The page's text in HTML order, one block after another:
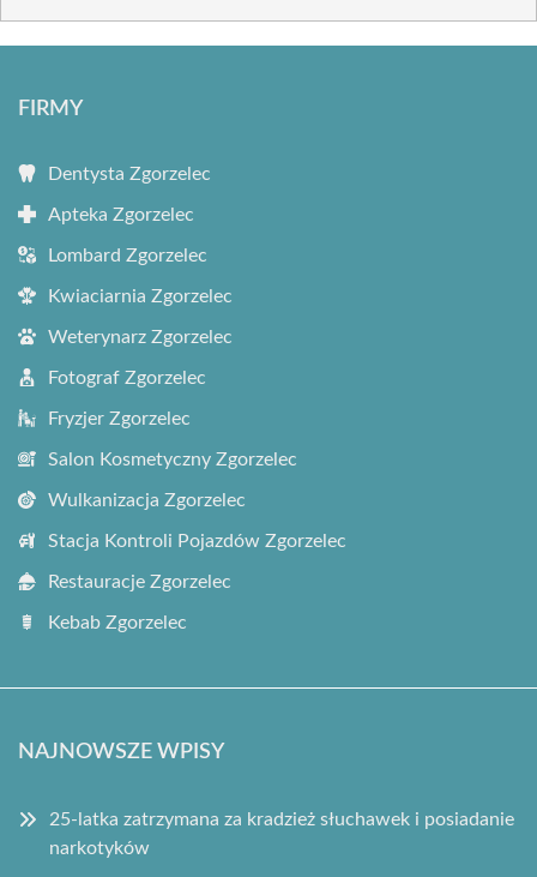
FIRMY
Dentysta Zgorzelec
Apteka Zgorzelec
Lombard Zgorzelec
Kwiaciarnia Zgorzelec
Weterynarz Zgorzelec
Fotograf Zgorzelec
Fryzjer Zgorzelec
Salon Kosmetyczny Zgorzelec
Wulkanizacja Zgorzelec
Stacja Kontroli Pojazdów Zgorzelec
Restauracje Zgorzelec
Kebab Zgorzelec
NAJNOWSZE WPISY
25-latka zatrzymana za kradzież słuchawek i posiadanie
narkotyków